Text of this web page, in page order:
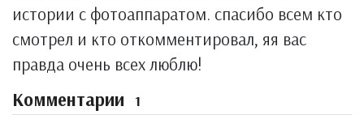
истории с фотоаппаратом. спасибо всем кто
смотрел и кто откомментировал, яя вас
правда очень всех люблю!
Комментарии 1